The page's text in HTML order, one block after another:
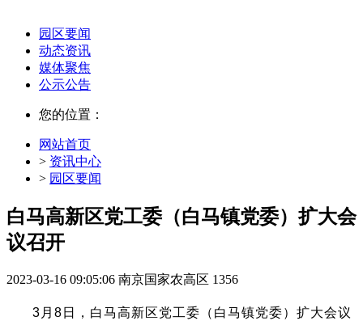
园区要闻
动态资讯
媒体聚焦
公示公告
您的位置：
网站首页
> 资讯中心
> 园区要闻
白马高新区党工委（白马镇党委）扩大会
议召开
2023-03-16 09:05:06 南京国家农高区 1356
3月8日，白马高新区党工委（白马镇党委）扩大会议